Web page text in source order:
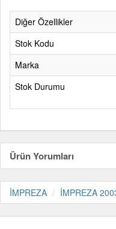
Diğer Özellikler
Stok Kodu
Marka
Stok Durumu
Ürün Yorumları
İMPREZA İMPREZA